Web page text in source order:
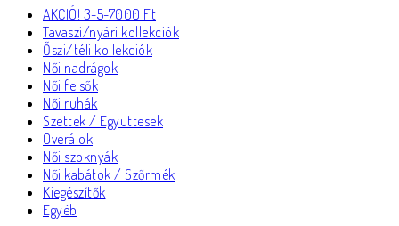
AKCIÓ! 3-5-7000 Ft
Tavaszi/nyári kollekciók
Őszi/téli kollekciók
Női nadrágok
Női felsők
Női ruhák
Szettek / Együttesek
Overálok
Női szoknyák
Női kabátok / Szőrmék
Kiegészítők
Egyéb